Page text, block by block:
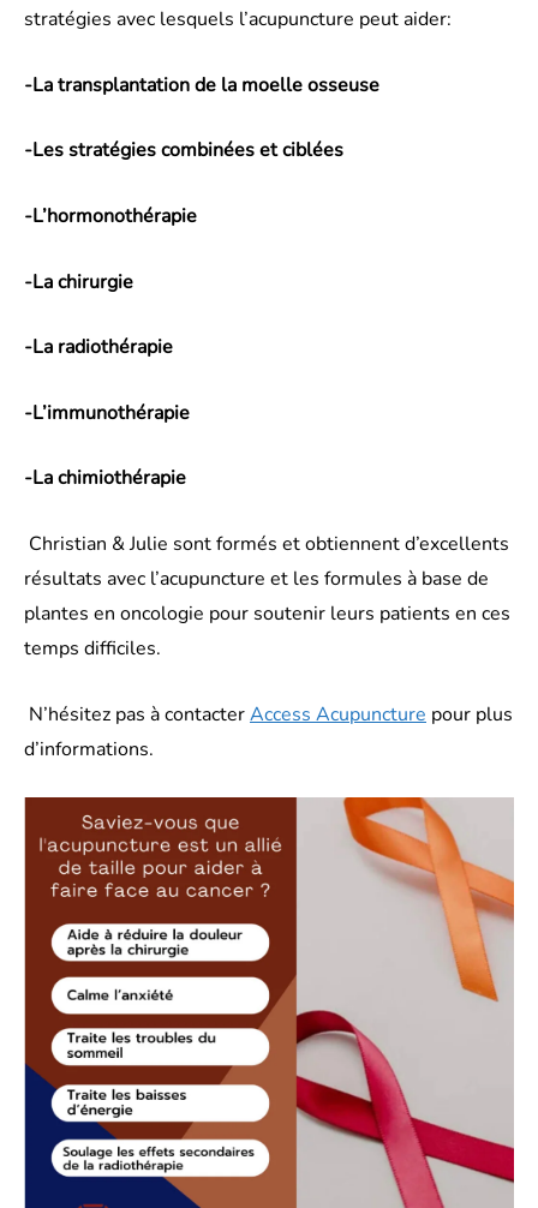
stratégies avec lesquels l’acupuncture peut aider:
-La transplantation de la moelle osseuse
-Les stratégies combinées et ciblées
-L’hormonothérapie
-La chirurgie
-La radiothérapie
-L’immunothérapie
-La chimiothérapie
Christian & Julie sont formés et obtiennent d’excellents
résultats avec l’acupuncture et les formules à base de
plantes en oncologie pour soutenir leurs patients en ces
temps difficiles.
N’hésitez pas à contacterAccess Acupuncture pour plus
d’informations.